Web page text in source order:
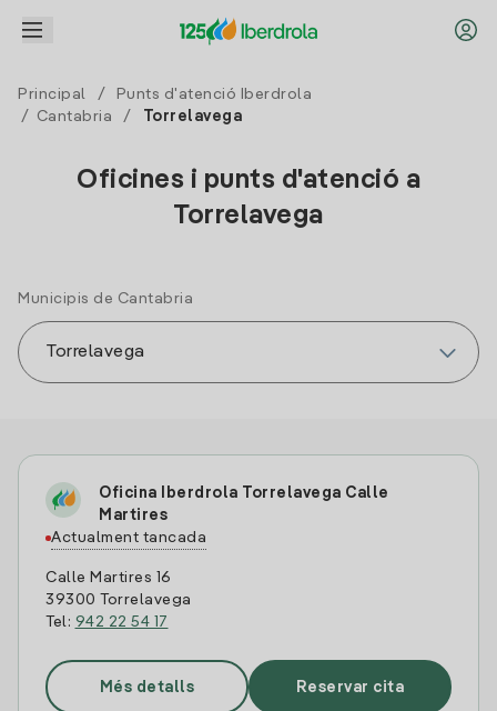
Principal /
Punts d'atenció Iberdrola
/
Cantabria / Torrelavega
Oficines i punts d'atenció a
Torrelavega
Municipis de Cantabria
Oficina Iberdrola Torrelavega Calle
Martires
Actualment tancada
Calle Martires 16
39300 Torrelavega
Tel: 942 22 54 17
Més detalls Reservar cita